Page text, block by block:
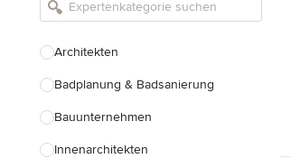
Architekten
Badplanung & Badsanierung
Bauunternehmen
Innenarchitekten